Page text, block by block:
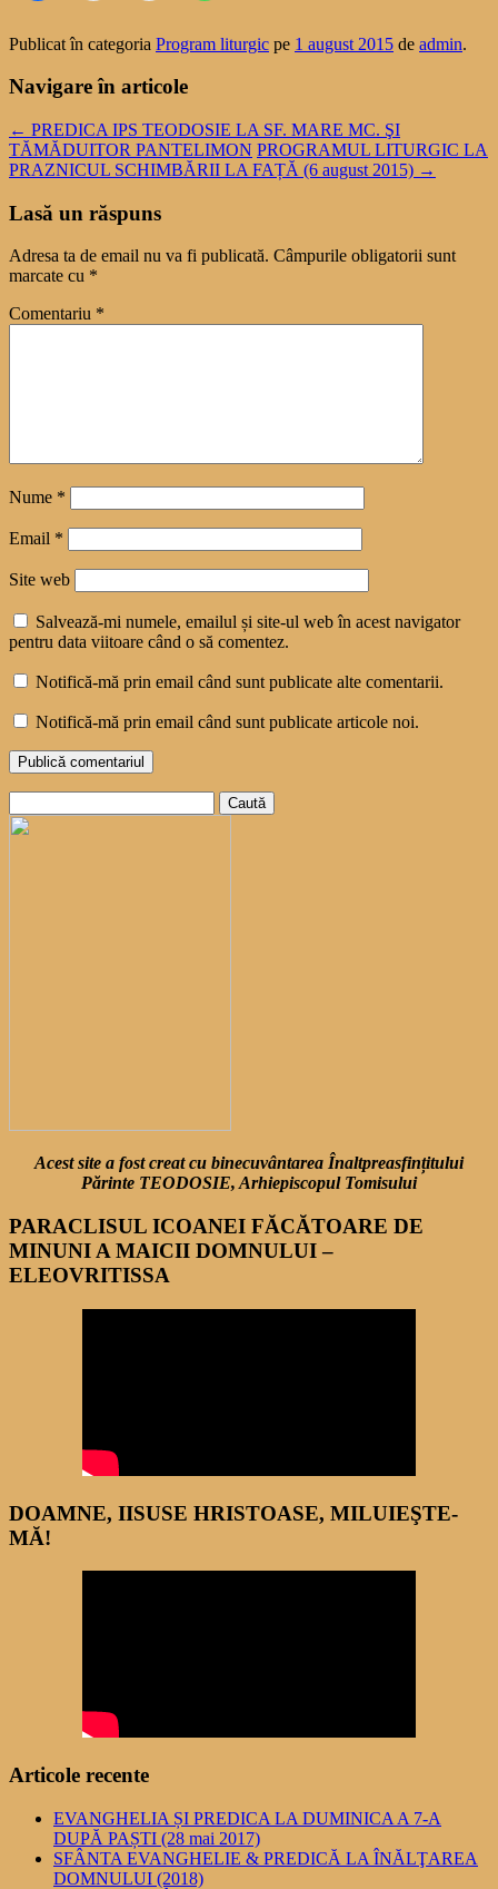
Publicat în categoria Program liturgic pe 1 august 2015 de admin.
Navigare în articole
← PREDICA IPS TEODOSIE LA SF. MARE MC. ŞI
TĂMĂDUITOR PANTELIMON PROGRAMUL LITURGIC LA
PRAZNICUL SCHIMBĂRII LA FAȚĂ (6 august 2015) →
Lasă un răspuns
Adresa ta de email nu va fi publicată. Câmpurile obligatorii sunt
marcate cu *
Comentariu *
Nume *
Email *
Site web
Salvează-mi numele, emailul și site-ul web în acest navigator
pentru data viitoare când o să comentez.
Notifică-mă prin email când sunt publicate alte comentarii.
Notifică-mă prin email când sunt publicate articole noi.
după:
Acest site a fost creat cu binecuvântarea Înaltpreasfințitului
Părinte TEODOSIE, Arhiepiscopul Tomisului
PARACLISUL ICOANEI FĂCĂTOARE DE
MINUNI A MAICII DOMNULUI –
ELEOVRITISSA
DOAMNE, IISUSE HRISTOASE, MILUIEŞTE-
MĂ!
Articole recente
EVANGHELIA ȘI PREDICA LA DUMINICA A 7-A
DUPĂ PAȘTI (28 mai 2017)
SFÂNTA EVANGHELIE & PREDICĂ LA ÎNĂLŢAREA
DOMNULUI (2018)